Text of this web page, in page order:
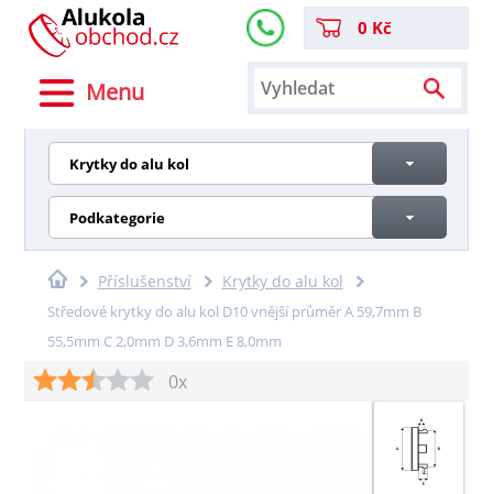
Menu
0 Kč
Krytky do alu kol
Podkategorie
Příslušenství Krytky do alu kol
Středové krytky do alu kol D10 vnější průměr A 59,7mm B
55,5mm C 2,0mm D 3,6mm E 8,0mm
0x